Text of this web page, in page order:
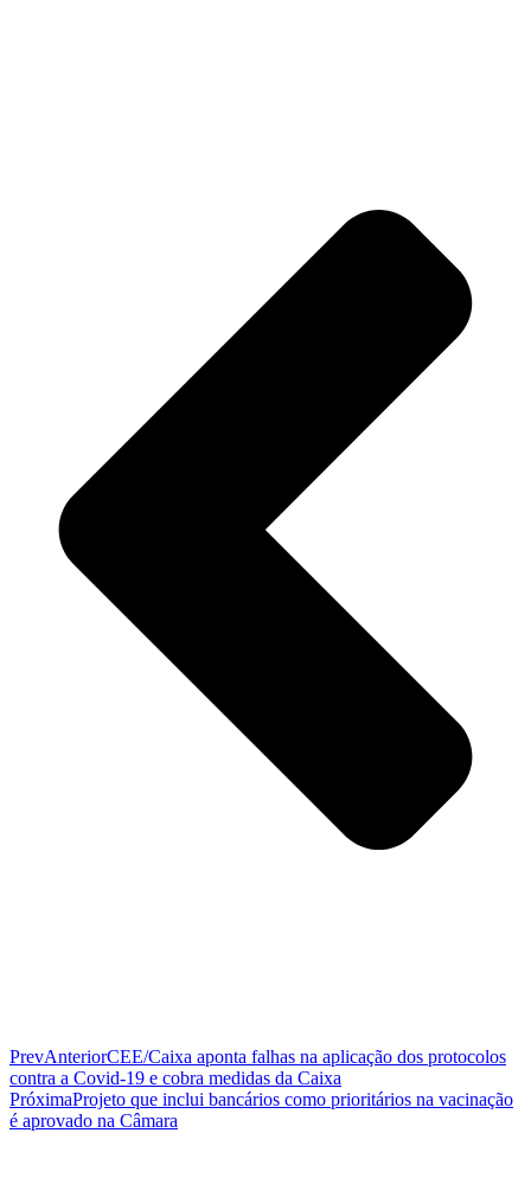
PrevAnteriorCEE/Caixa aponta falhas na aplicação dos protocolos
contra a Covid-19 e cobra medidas da Caixa
PróximaProjeto que inclui bancários como prioritários na vacinação
é aprovado na Câmara